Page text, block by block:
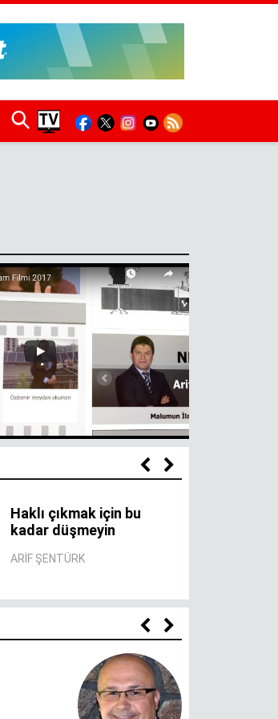
Haklı çıkmak için bu
kadar düşmeyin
ARIF ŞENTÜRK